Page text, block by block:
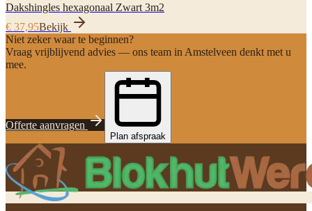
Dakshingles hexagonaal Zwart 3m2
€ 37,95Bekijk
Niet zeker waar te beginnen?
Vraag vrijblijvend advies — ons team in Amstelveen denkt met u
mee.
Offerte aanvragen
Plan afspraak